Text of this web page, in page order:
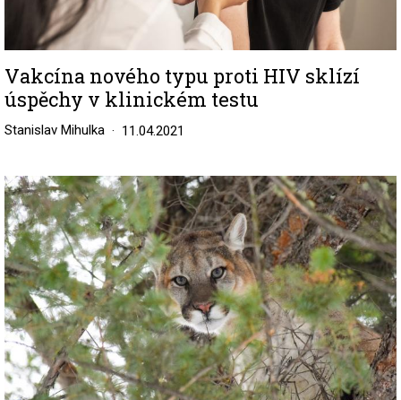
Vakcína nového typu proti HIV sklízí
úspěchy v klinickém testu
Stanislav Mihulka 11.04.2021
Image